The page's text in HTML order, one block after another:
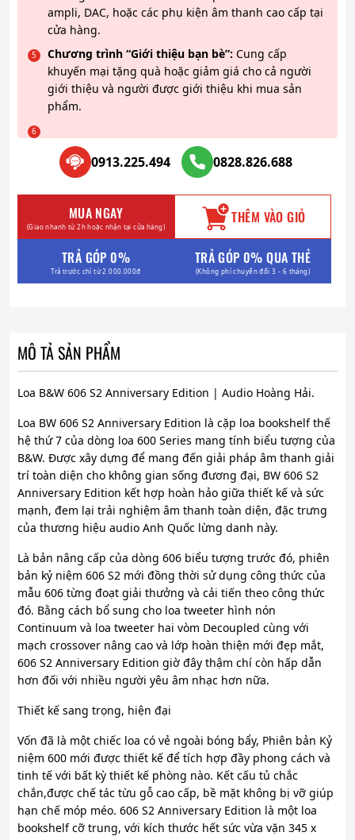
ampli, DAC, hoặc các phụ kiện âm thanh cao cấp tại
cửa hàng.
Chương trình “Giới thiệu bạn bè”: Cung cấp
khuyến mại tặng quà hoặc giảm giá cho cả người
giới thiệu và người được giới thiệu khi mua sản
phẩm.
0913.225.494 0828.826.688
MUA NGAY
(Giao nhanh từ 2h hoặc nhận tại cửa hàng) THÊM VÀO GIỎ
TRẢ GÓP 0%
Trả trước chỉ từ 2.000.000đ
TRẢ GÓP 0% QUA THẺ
(Không phí chuyển đổi 3 - 6 tháng)
MÔ TẢ SẢN PHẨM
Loa B&W 606 S2 Anniversary Edition | Audio Hoàng Hải.
Loa BW 606 S2 Anniversary Edition là cặp loa bookshelf thế
hệ thứ 7 của dòng loa 600 Series mang tính biểu tượng của
B&W. Được xây dựng để mang đến giải pháp âm thanh giải
trí toàn diện cho không gian sống đương đại, BW 606 S2
Anniversary Edition kết hợp hoàn hảo giữa thiết kế và sức
mạnh, đem lại trải nghiệm âm thanh toàn diện, đặc trưng
của thương hiệu audio Anh Quốc lừng danh này.
Là bản nâng cấp của dòng 606 biểu tượng trước đó, phiên
bản kỷ niệm 606 S2 mới đồng thời sử dụng công thức của
mẫu 606 từng đoạt giải thưởng và cải tiến theo công thức
đó. Bằng cách bổ sung cho loa tweeter hình nón
Continuum và loa tweeter hai vòm Decoupled cùng với
mạch crossover nâng cao và lớp hoàn thiện mới đẹp mắt,
606 S2 Anniversary Edition giờ đây thậm chí còn hấp dẫn
hơn đối với nhiều người yêu âm nhạc hơn nữa.
Thiết kế sang trọng, hiện đại
Vốn đã là một chiếc loa có vẻ ngoài bóng bẩy, Phiên bản Kỷ
niệm 600 mới được thiết kế để tích hợp đầy phong cách và
tinh tế với bất kỳ thiết kế phòng nào. Kết cấu tủ chắc
chắn,được chế tác từu gỗ cao cấp, bề mặt không bị vỡ giúp
hạn chế móp méo. 606 S2 Anniversary Edition là một loa
bookshelf cỡ trung, với kích thước hết sức vừa vặn 345 x